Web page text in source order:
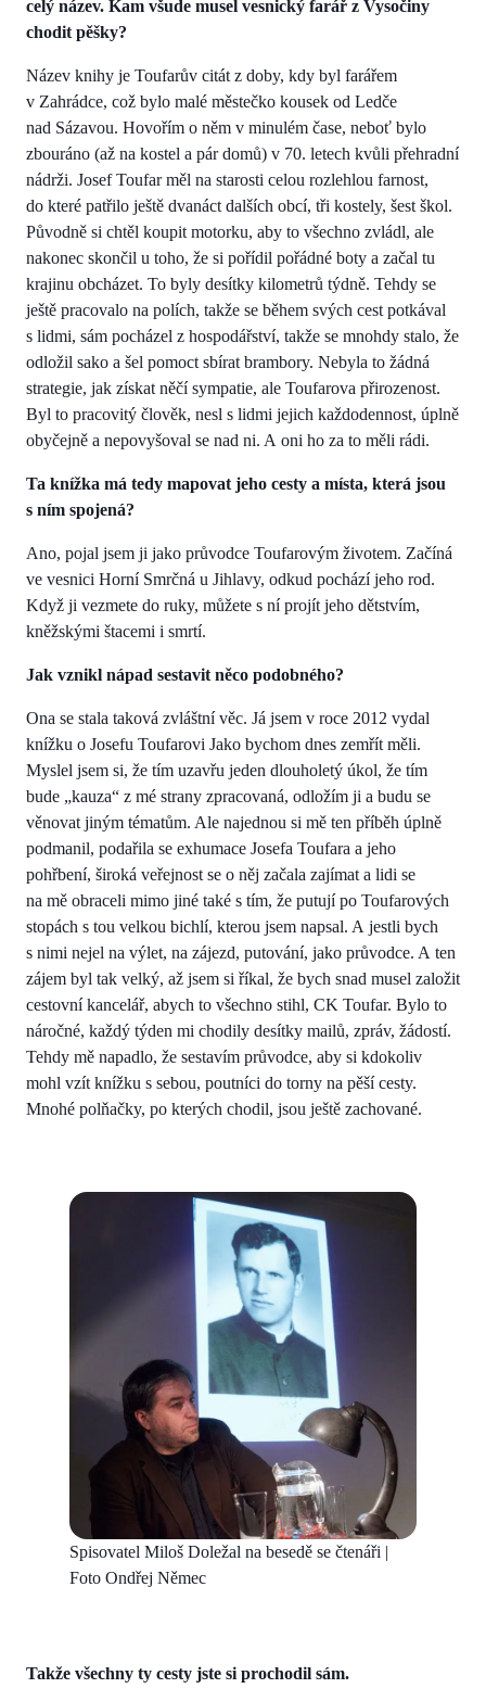
celý název. Kam všude musel vesnický farář z Vysočiny
chodit pěšky?
Název knihy je Toufarův citát z doby, kdy byl farářem
v Zahrádce, což bylo malé městečko kousek od Ledče
nad Sázavou. Hovořím o něm v minulém čase, neboť bylo
zbouráno (až na kostel a pár domů) v 70. letech kvůli přehradní
nádrži. Josef Toufar měl na starosti celou rozlehlou farnost,
do které patřilo ještě dvanáct dalších obcí, tři kostely, šest škol.
Původně si chtěl koupit motorku, aby to všechno zvládl, ale
nakonec skončil u toho, že si pořídil pořádné boty a začal tu
krajinu obcházet. To byly desítky kilometrů týdně. Tehdy se
ještě pracovalo na polích, takže se během svých cest potkával
s lidmi, sám pocházel z hospodářství, takže se mnohdy stalo, že
odložil sako a šel pomoct sbírat brambory. Nebyla to žádná
strategie, jak získat něčí sympatie, ale Toufarova přirozenost.
Byl to pracovitý člověk, nesl s lidmi jejich každodennost, úplně
obyčejně a nepovyšoval se nad ni. A oni ho za to měli rádi.
Ta knížka má tedy mapovat jeho cesty a místa, která jsou
s ním spojená?
Ano, pojal jsem ji jako průvodce Toufarovým životem. Začíná
ve vesnici Horní Smrčná u Jihlavy, odkud pochází jeho rod.
Když ji vezmete do ruky, můžete s ní projít jeho dětstvím,
kněžskými štacemi i smrtí.
Jak vznikl nápad sestavit něco podobného?
Ona se stala taková zvláštní věc. Já jsem v roce 2012 vydal
knížku o Josefu Toufarovi Jako bychom dnes zemřít měli.
Myslel jsem si, že tím uzavřu jeden dlouholetý úkol, že tím
bude „kauza“ z mé strany zpracovaná, odložím ji a budu se
věnovat jiným tématům. Ale najednou si mě ten příběh úplně
podmanil, podařila se exhumace Josefa Toufara a jeho
pohřbení, široká veřejnost se o něj začala zajímat a lidi se
na mě obraceli mimo jiné také s tím, že putují po Toufarových
stopách s tou velkou bichlí, kterou jsem napsal. A jestli bych
s nimi nejel na výlet, na zájezd, putování, jako průvodce. A ten
zájem byl tak velký, až jsem si říkal, že bych snad musel založit
cestovní kancelář, abych to všechno stihl, CK Toufar. Bylo to
náročné, každý týden mi chodily desítky mailů, zpráv, žádostí.
Tehdy mě napadlo, že sestavím průvodce, aby si kdokoliv
mohl vzít knížku s sebou, poutníci do torny na pěší cesty.
Mnohé polňačky, po kterých chodil, jsou ještě zachované.
Spisovatel Miloš Doležal na besedě se čtenáři |
Foto Ondřej Němec
Takže všechny ty cesty jste si prochodil sám.